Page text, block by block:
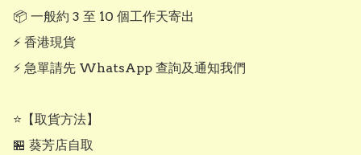
📦 一般約 3 至 10 個工作天寄出
⚡ 香港現貨
⚡ 急單請先 WhatsApp 查詢及通知我們
⭐【取貨方法】
🏪 葵芳店自取